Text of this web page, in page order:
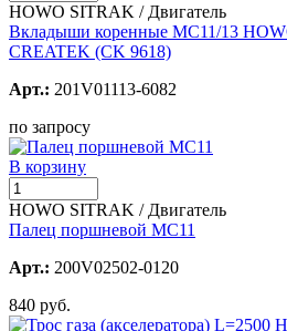
HOWO SITRAK / Двигатель
Вкладыши коренные MC11/13
CREATEK (CK 9618)
Арт.: 201V01113-6082
по запросу
В корзину
HOWO SITRAK / Двигатель
Палец поршневой MC11
Арт.: 200V02502-0120
840 руб.